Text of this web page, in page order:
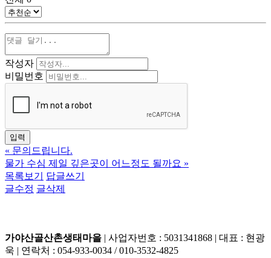
작성자
비밀번호
« 문의드립니다.
물가 수심 제일 깊은곳이 어느정도 될까요 »
목록보기
답글쓰기
글수정 글삭제
가야산골산촌생태마을 | 사업자번호 : 5031341868 | 대표 : 현광
욱 | 연락처 : 054-933-0034 / 010-3532-4825